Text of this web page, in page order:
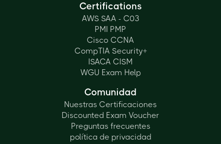
Certifications
AWS SAA - C03
PMI PMP
Cisco CCNA
CompTIA Security+
ISACA CISM
WGU Exam Help
Comunidad
Nuestras Certificaciones
Discounted Exam Voucher
Preguntas frecuentes
política de privacidad